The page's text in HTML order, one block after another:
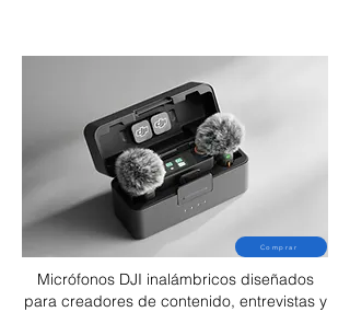
Micrófonos DJI inalámbricos diseñados
para creadores de contenido, entrevistas y
Comprar